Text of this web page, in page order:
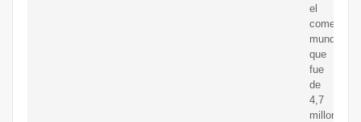
el
comercio
mundial
que
fue
de
4,7
millones